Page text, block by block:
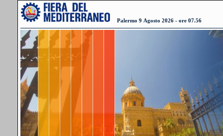
Palermo 9 Agosto 2026 - ore 07.56